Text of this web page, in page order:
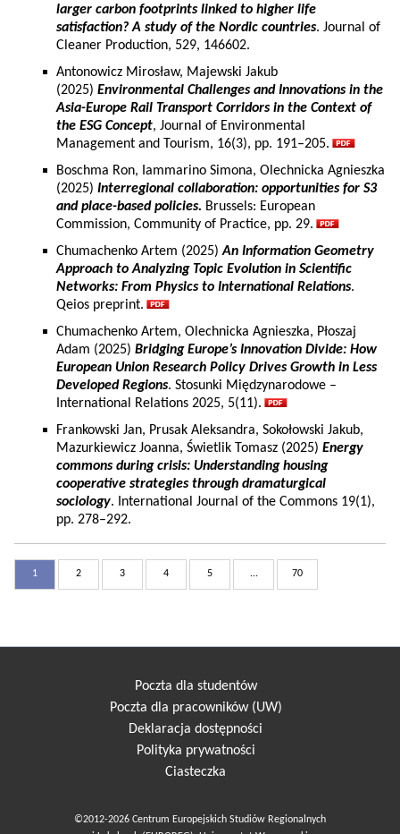
larger carbon footprints linked to higher life
satisfaction? A study of the Nordic countries. Journal of
Cleaner Production, 529, 146602.
Antonowicz Mirosław, Majewski Jakub
(2025) Environmental Challenges and Innovations in the
Asia-Europe Rail Transport Corridors in the Context of
the ESG Concept, Journal of Environmental
Management and Tourism, 16(3), pp. 191–205.
Boschma Ron, Iammarino Simona, Olechnicka Agnieszka
(2025) Interregional collaboration: opportunities for S3
and place-based policies. Brussels: European
Commission, Community of Practice, pp. 29.
Chumachenko Artem (2025)An Information Geometry
Approach to Analyzing Topic Evolution in Scientific
Networks: From Physics to International Relations.
Qeios preprint.
Chumachenko Artem, Olechnicka Agnieszka, Płoszaj
Adam (2025) Bridging Europe’s Innovation Divide: How
European Union Research Policy Drives Growth in Less
Developed Regions. Stosunki Międzynarodowe –
International Relations 2025, 5(11).
Frankowski Jan, Prusak Aleksandra, Sokołowski Jakub,
Mazurkiewicz Joanna, Świetlik Tomasz (2025) Energy
commons during crisis: Understanding housing
cooperative strategies through dramaturgical
sociology. International Journal of the Commons 19(1),
pp. 278–292.
1 2 3 4 5 ... 70
Poczta dla studentów
Poczta dla pracowników (UW)
Deklaracja dostępności
Polityka prywatności
Ciasteczka
©2012-2026 Centrum Europejskich Studiów Regionalnych